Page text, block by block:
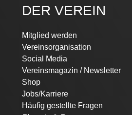
DER VEREIN
Navigation
überspringen
Mitglied werden
Vereinsorganisation
Social Media
Vereinsmagazin / Newsletter
Shop
Jobs/Karriere
Häufig gestellte Fragen